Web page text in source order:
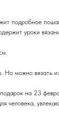
подробное
уроки
Но можно вязать
на 23
человека,